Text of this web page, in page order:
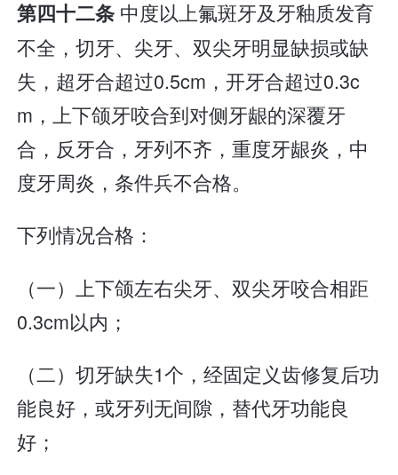
第四十二条 中度以上氟斑牙及牙釉质发育
不全，切牙、尖牙、双尖牙明显缺损或缺
失，超牙合超过0.5cm，开牙合超过0.3c
m，上下颌牙咬合到对侧牙龈的深覆牙
合，反牙合，牙列不齐，重度牙龈炎，中
度牙周炎，条件兵不合格。
下列情况合格：
（一）上下颌左右尖牙、双尖牙咬合相距
0.3cm以内；
（二）切牙缺失1个，经固定义齿修复后功
能良好，或牙列无间隙，替代牙功能良
好；